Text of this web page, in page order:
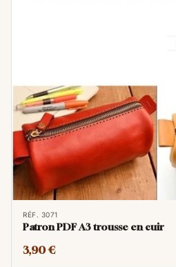
RÉF. 3071
Patron PDF A3 trousse en cuir
3,90 €